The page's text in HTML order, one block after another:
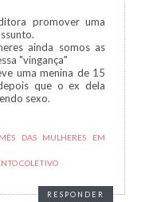
promover uma
ainda somos as
"vingança"
uma menina de 15
que o ex dela
sexo.
DAS MULHERES EM
COLETIVO
RESPONDER